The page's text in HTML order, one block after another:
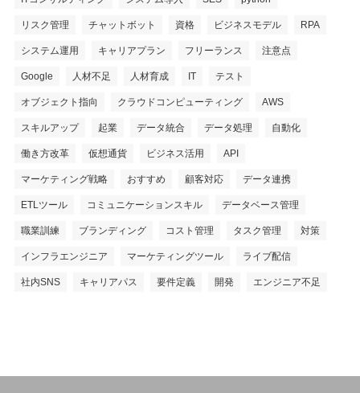
リスク管理 チャットボット 資格 ビジネスモデル RPA
システム運用 キャリアプラン フリーランス 注意点
Google 人材不足 人材育成 IT テスト
オブジェクト指向 クラウドコンピューティング AWS
スキルアップ 起業 データ統合 データ処理 自動化
働き方改革 仮想通貨 ビジネス活用 API
マーケティング戦略 おすすめ 顧客対応 データ連携
ETLツール コミュニケーションスキル データベース管理
職業訓練 ブランディング コスト管理 タスク管理 対策
インフラエンジニア マーケティングツール ライブ配信
社内SNS キャリアパス 要件定義 開発 エンジニア不足